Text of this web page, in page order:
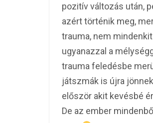
pozitív változás után,
azért történik meg,
trauma, nem
ugyanazzal a
trauma feledésbe
játszmák is újra
először akit kevésbé
De az ember